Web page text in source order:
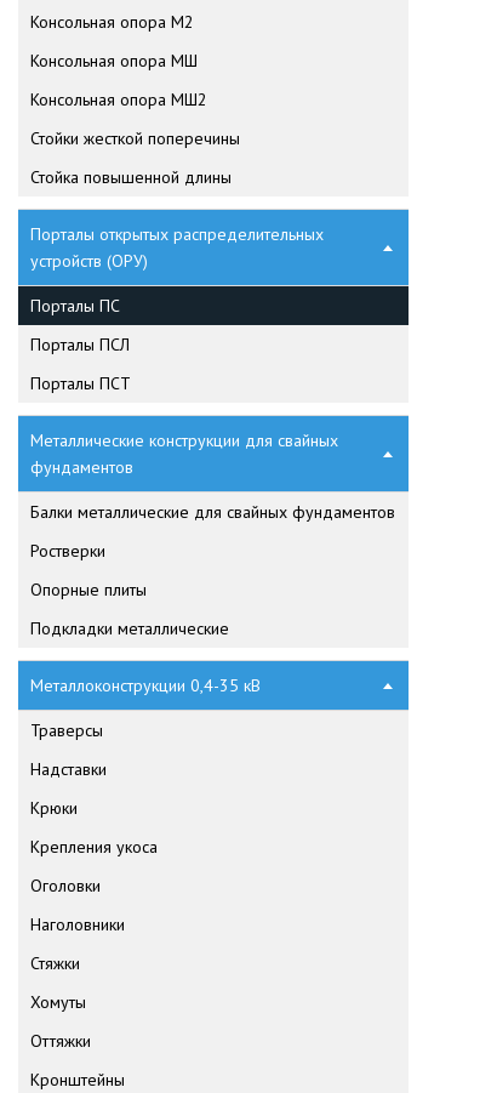
Консольная опора М2
Консольная опора МШ
Консольная опора МШ2
Стойки жесткой поперечины
Стойка повышенной длины
Порталы открытых распределительных
устройств (ОРУ)
Порталы ПС
Порталы ПСЛ
Порталы ПСТ
Металлические конструкции для свайных
фундаментов
Балки металлические для свайных фундаментов
Ростверки
Опорные плиты
Подкладки металлические
Металлоконструкции 0,4-35 кВ
Траверсы
Надставки
Крюки
Крепления укоса
Оголовки
Наголовники
Стяжки
Хомуты
Оттяжки
Кронштейны